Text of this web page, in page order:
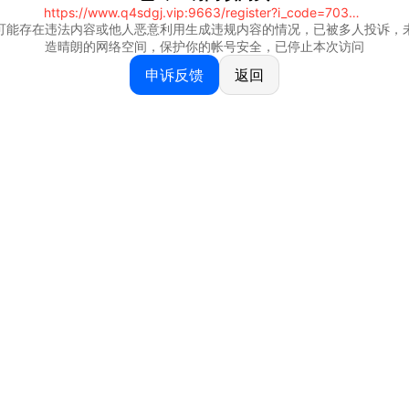
https://www.q4sdgj.vip:9663/register?i_code=70328081
能存在违法内容或他人恶意利用生成违规内容的情况，已被多人投诉，
造晴朗的网络空间，保护你的帐号安全，已停止本次访问
申诉反馈 返回